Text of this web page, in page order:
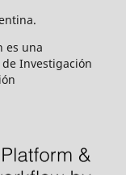
es una
Investigación